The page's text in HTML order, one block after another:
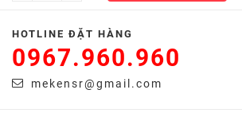
HOTLINE ĐẶT HÀNG
0967.960.960
mekensr@gmail.com